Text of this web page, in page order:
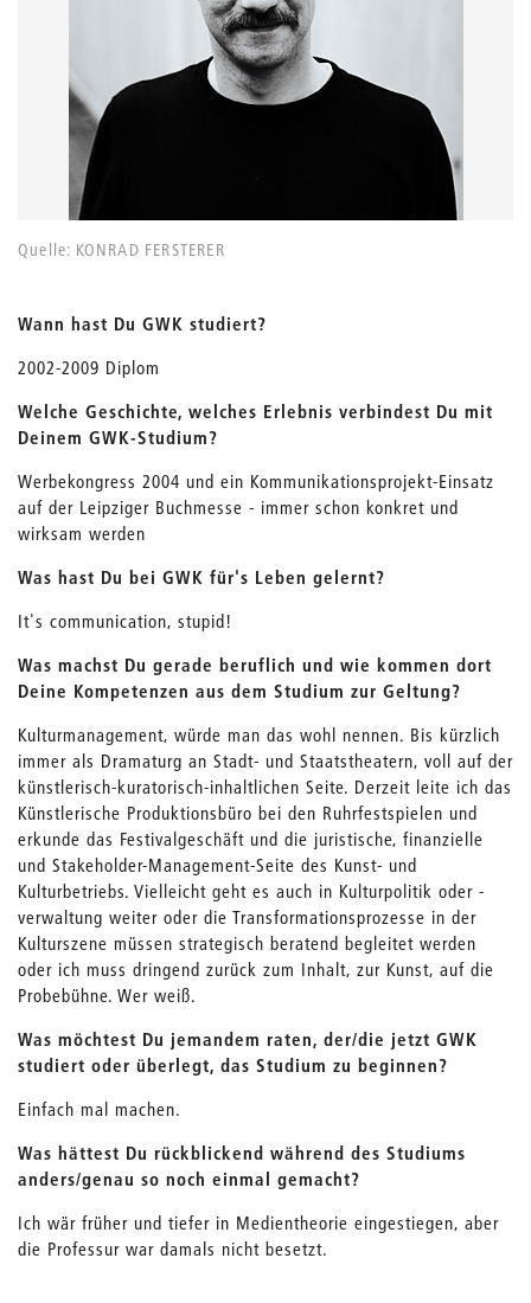
Quelle: KONRAD FERSTERER
Wann hast Du GWK studiert?
2002-2009 Diplom
Welche Geschichte, welches Erlebnis verbindest Du mit
Deinem GWK-Studium?
Werbekongress 2004 und ein Kommunikationsprojekt-Einsatz
auf der Leipziger Buchmesse - immer schon konkret und
wirksam werden
Was hast Du bei GWK für's Leben gelernt?
It's communication, stupid!
Was machst Du gerade beruflich und wie kommen dort
Deine Kompetenzen aus dem Studium zur Geltung?
Kulturmanagement, würde man das wohl nennen. Bis kürzlich
immer als Dramaturg an Stadt- und Staatstheatern, voll auf der
künstlerisch-kuratorisch-inhaltlichen Seite. Derzeit leite ich das
Künstlerische Produktionsbüro bei den Ruhrfestspielen und
erkunde das Festivalgeschäft und die juristische, finanzielle
und Stakeholder-Management-Seite des Kunst- und
Kulturbetriebs. Vielleicht geht es auch in Kulturpolitik oder -
verwaltung weiter oder die Transformationsprozesse in der
Kulturszene müssen strategisch beratend begleitet werden
oder ich muss dringend zurück zum Inhalt, zur Kunst, auf die
Probebühne. Wer weiß.
Was möchtest Du jemandem raten, der/die jetzt GWK
studiert oder überlegt, das Studium zu beginnen?
Einfach mal machen.
Was hättest Du rückblickend während des Studiums
anders/genau so noch einmal gemacht?
Ich wär früher und tiefer in Medientheorie eingestiegen, aber
die Professur war damals nicht besetzt.